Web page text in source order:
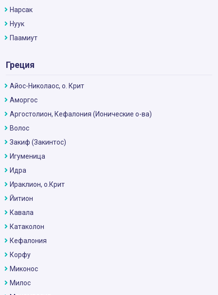
Нарсак
Нуук
Паамиут
Греция
Айос-Николаос, о. Крит
Аморгос
Аргостолион, Кефалония (Ионические о-ва)
Волос
Закиф (Закинтос)
Игуменица
Идра
Ираклион, о.Крит
Йитион
Кавала
Катаколон
Кефалония
Корфу
Миконос
Милос